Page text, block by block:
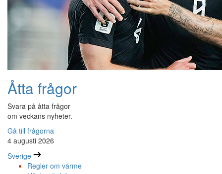
Åtta frågor
Svara på åtta frågor
om veckans nyheter.
Gå till frågorna
4 augusti 2026
Sverige
Regler om värme